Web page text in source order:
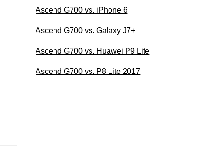
Ascend G700 vs. iPhone 6
Ascend G700 vs. Galaxy J7+
Ascend G700 vs. Huawei P9 Lite
Ascend G700 vs. P8 Lite 2017